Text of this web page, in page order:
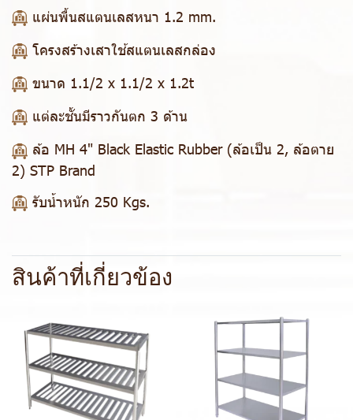
แผ่นพื้นสแตนเลสหนา 1.2 mm.
โครงสร้างเสาใช้สแตนเลสกล่อง
ขนาด 1.1/2 x 1.1/2 x 1.2t
แต่ละชั้นมีราวกันตก 3 ด้าน
ล้อ MH 4" Black Elastic Rubber (ล้อเป็น 2, ล้อตาย
2) STP Brand
รับน้ำหนัก 250 Kgs.
สินค้าที่เกี่ยวข้อง